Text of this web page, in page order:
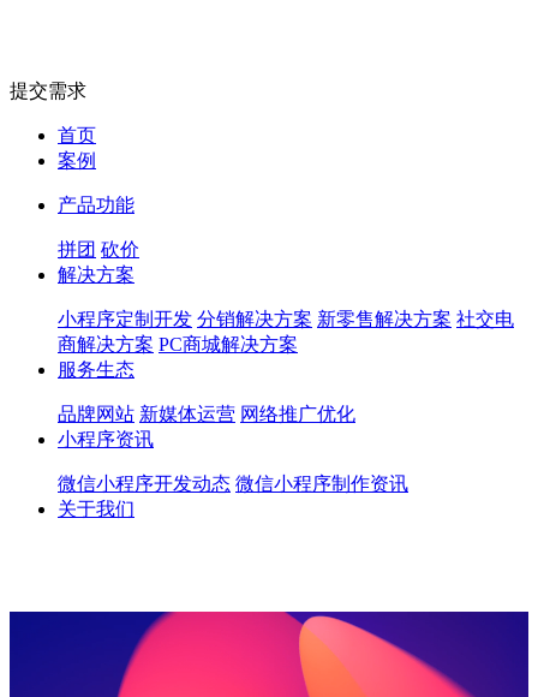
提交需求
首页
案例
产品功能
拼团 砍价
解决方案
小程序定制开发 分销解决方案 新零售解决方案 社交电
商解决方案 PC商城解决方案
服务生态
品牌网站 新媒体运营 网络推广优化
小程序资讯
微信小程序开发动态 微信小程序制作资讯
关于我们